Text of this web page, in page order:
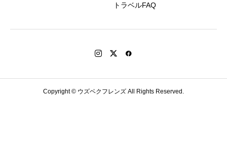
トラベルFAQ
Copyright © ウズベクフレンズ All Rights Reserved.